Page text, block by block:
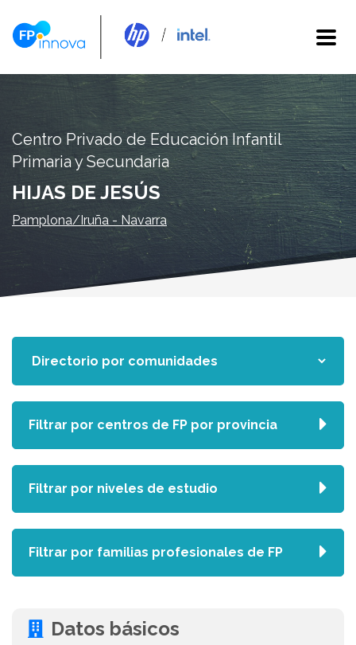
Centro Privado de Educación Infantil
Primaria y Secundaria
HIJAS DE JESÚS
Pamplona/Iruña - Navarra
Datos básicos
Filtrar por centros de FP por provincia
Filtrar por niveles de estudio
Filtrar por familias profesionales de FP